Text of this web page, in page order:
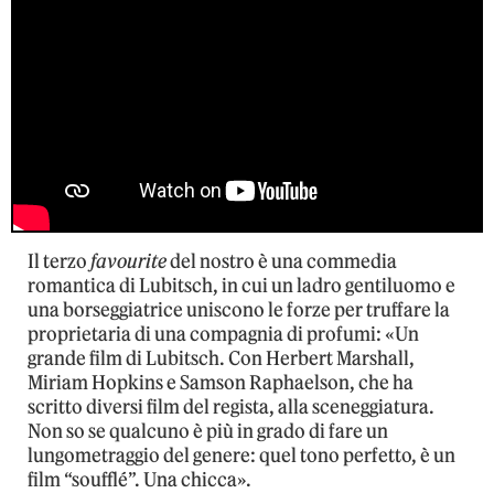
Il terzofavouritedel nostro è una commedia
romantica di Lubitsch, in cui un ladro gentiluomo e
una borseggiatrice uniscono le forze per truffare la
proprietaria di una compagnia di profumi: «Un
grande film di Lubitsch. Con Herbert Marshall,
Miriam Hopkins e Samson Raphaelson, che ha
scritto diversi film del regista, alla sceneggiatura.
Non so se qualcuno è più in grado di fare un
lungometraggio del genere: quel tono perfetto, è un
film “soufflé”. Una chicca».